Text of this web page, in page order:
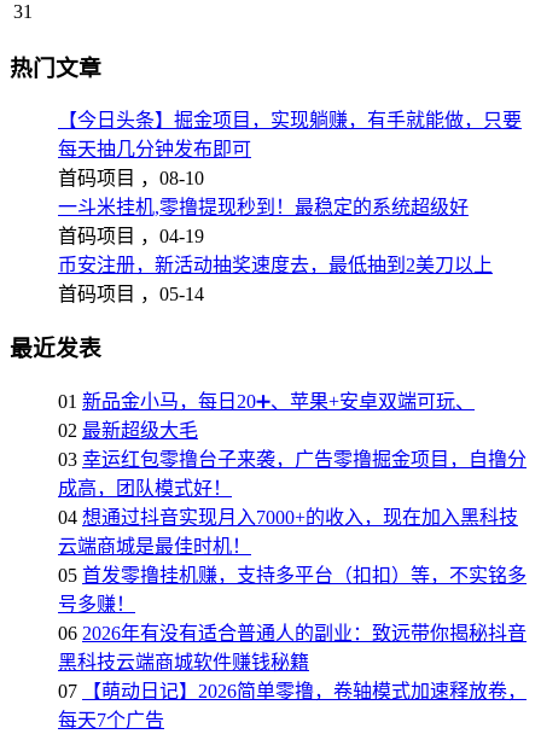
31
热门文章
【今日头条】掘金项目，实现躺赚，有手就能做，只要
每天抽几分钟发布即可
首码项目 ， 08-10
一斗米挂机,零撸提现秒到！最稳定的系统超级好
首码项目 ， 04-19
币安注册，新活动抽奖速度去，最低抽到2美刀以上
首码项目 ， 05-14
最近发表
01 新品金小马，每日20➕、苹果+安卓双端可玩、
02 最新超级大毛
03 幸运红包零撸台子来袭，广告零撸掘金项目，自撸分
成高，团队模式好！
04 想通过抖音实现月入7000+的收入，现在加入黑科技
云端商城是最佳时机！
05 首发零撸挂机赚，支持多平台（扣扣）等，不实铭多
号多赚！
06 2026年有没有适合普通人的副业：致远带你揭秘抖音
黑科技云端商城软件赚钱秘籍
07
【萌动日记】2026简单零撸，卷轴模式加速释放卷，
每天7个广告